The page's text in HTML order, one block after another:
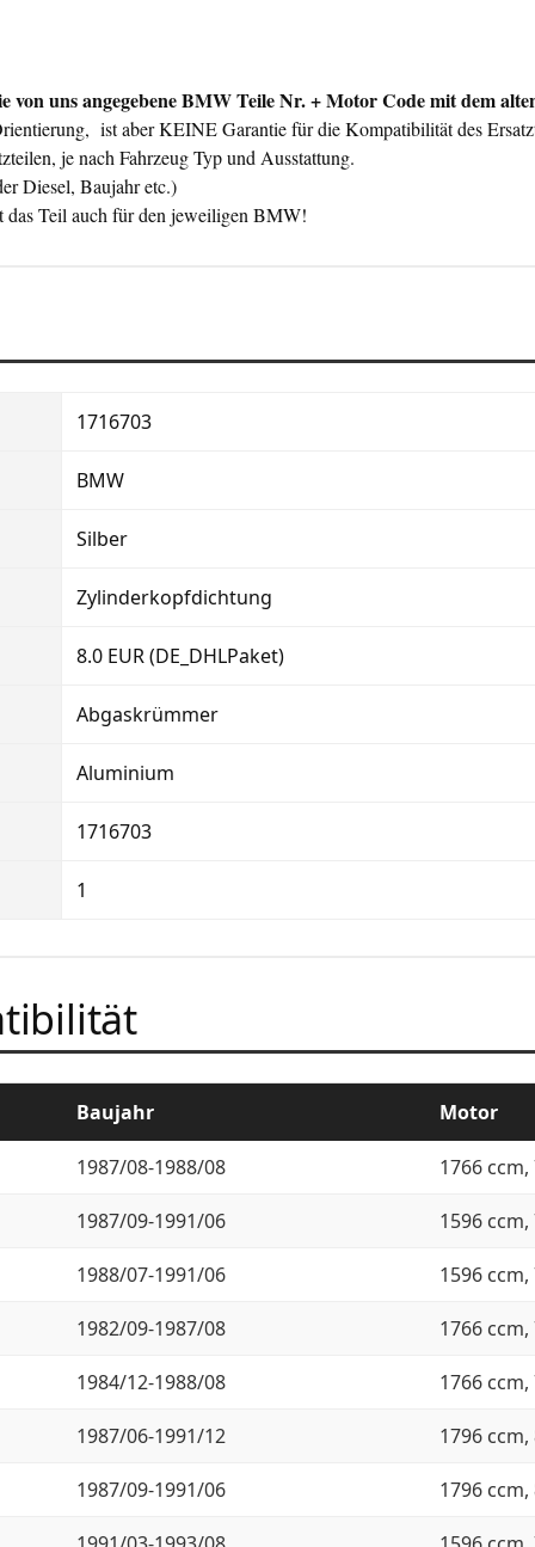
uns angegebene BMW Teile Nr. + Motor Code mit dem
ist aber KEINE Garantie für die Kompatibilität des
je nach Fahrzeug Typ und Ausstattung.
Diesel, Baujahr etc.)
Teil auch für den jeweiligen BMW!
1716703
BMW
Silber
Zylinderkopfdichtung
8.0 EUR (DE_DHLPaket)
Abgaskrümmer
Aluminium
1716703
1
Baujahr Motor
1987/08-1988/08 1766 ccm,
1987/09-1991/06 1596 ccm,
1988/07-1991/06 1596 ccm,
1982/09-1987/08 1766 ccm,
1984/12-1988/08 1766 ccm,
1987/06-1991/12 1796 ccm,
1987/09-1991/06 1796 ccm,